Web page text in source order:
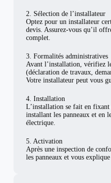
2. Sélection de l’installateur
Optez pour un installateur
devis. Assurez-vous qu’il
complet.
3. Formalités administratives
Avant l’installation, vérifiez
(déclaration de travaux,
Votre installateur peut vous
4. Installation
L’installation se fait en fixant
installant les panneaux et en
électrique.
5. Activation
Après une inspection de
les panneaux et vous